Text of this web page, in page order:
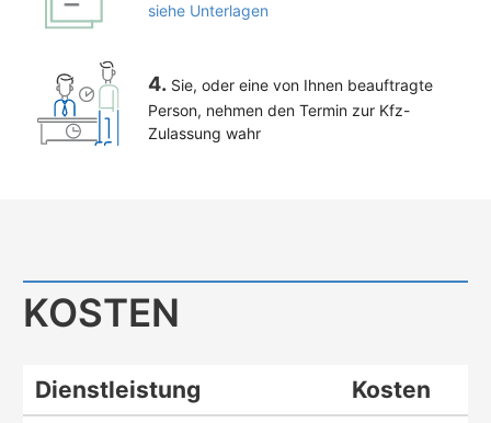
siehe Unterlagen
4. Sie, oder eine von Ihnen beauftragte
Person, nehmen den Termin zur Kfz-
Zulassung wahr
KOSTEN
Dienstleistung Kosten